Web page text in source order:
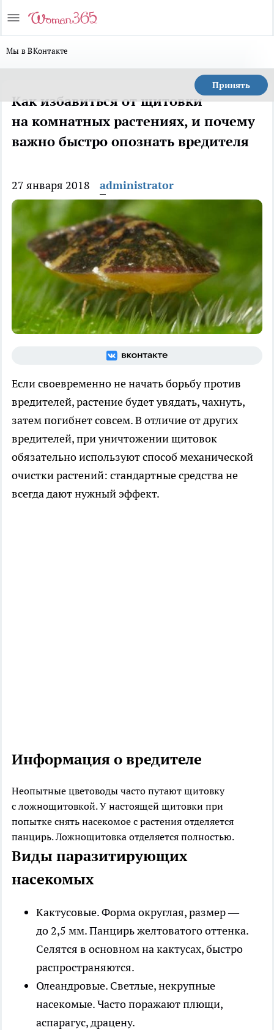
Мы в ВКонтакте
Принять
Как избавиться от щитовки
на комнатных растениях, и почему
важно быстро опознать вредителя
27 января 2018 administrator
Если своевременно не начать борьбу против
вредителей, растение будет увядать, чахнуть,
затем погибнет совсем. В отличие от других
вредителей, при уничтожении щитовок
обязательно используют способ механической
очистки растений: стандартные средства не
всегда дают нужный эффект.
Информация о вредителе
Неопытные цветоводы часто путают щитовку
с ложнощитовкой. У настоящей щитовки при
попытке снять насекомое с растения отделяется
панцирь. Ложнощитовка отделяется полностью.
Виды паразитирующих
насекомых
Кактусовые. Форма округлая, размер —
до 2,5 мм. Панцирь желтоватого оттенка.
Селятся в основном на кактусах, быстро
распространяются.
Олеандровые. Светлые, некрупные
насекомые. Часто поражают плющи,
аспарагус, драцену.